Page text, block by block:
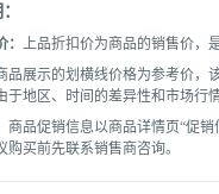
上品折扣价为商品的销售价，
品展示的划横线价格为参考价，
于地区、时间的差异性和市场行
商品促销信息以商品详情页“促
购买前先联系销售商咨询。